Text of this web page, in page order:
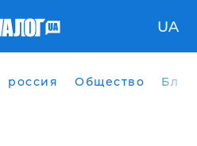
UA
россия Общество